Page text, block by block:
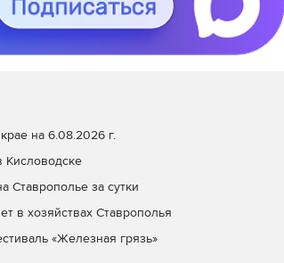
на 6.08.2026 г.
Кисловодске
Ставрополье за сутки
в хозяйствах Ставрополья
«Железная грязь»